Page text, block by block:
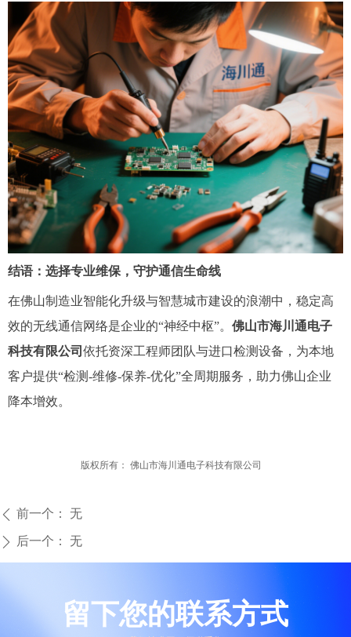
结语：选择专业维保，守护通信生命线
在佛山制造业智能化升级与智慧城市建设的浪潮中，稳定高
效的无线通信网络是企业的“神经中枢”。 佛山市海川通电子
科技有限公司 依托资深工程师团队与进口检测设备，为本地
客户提供“检测-维修-保养-优化”全周期服务，助力佛山企业
降本增效。
ꄴ 前一个： 无
ꄲ 后一个： 无
留下您的联系方式
版权所有： 佛山市海川通电子科技有限公司